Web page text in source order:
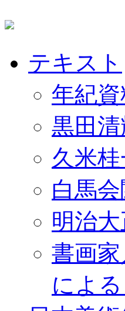
テキスト
年紀
黒田
久米
白馬
明治
書画
による